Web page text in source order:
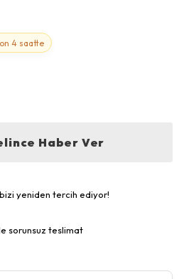
4 saatte
Haber Ver
yeniden tercih ediyor!
sorunsuz teslimat